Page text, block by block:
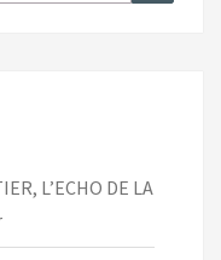
L’ECHO DE LA